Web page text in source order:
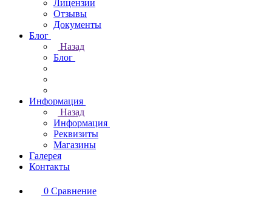
Лицензии
Отзывы
Документы
Блог
Назад
Блог
Информация
Назад
Информация
Реквизиты
Магазины
Галерея
Контакты
0 Сравнение